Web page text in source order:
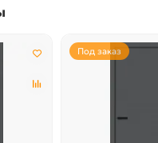
Под заказ